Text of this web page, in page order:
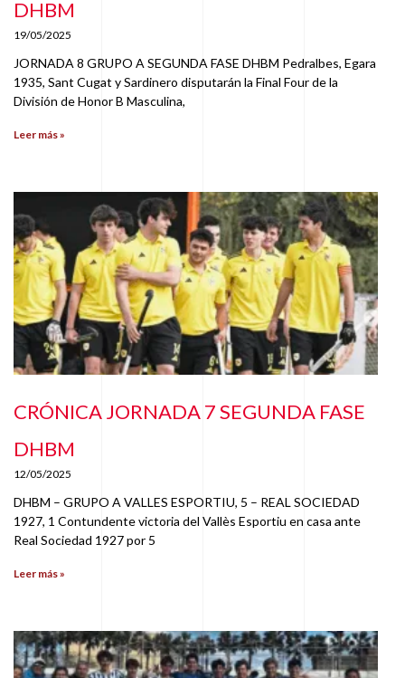
DHBM
19/05/2025
JORNADA 8 GRUPO A SEGUNDA FASE DHBM Pedralbes, Egara
1935, Sant Cugat y Sardinero disputarán la Final Four de la
División de Honor B Masculina,
Leer más »
CRÓNICA JORNADA 7 SEGUNDA FASE
DHBM
12/05/2025
DHBM – GRUPO A VALLES ESPORTIU, 5 – REAL SOCIEDAD
1927, 1 Contundente victoria del Vallès Esportiu en casa ante
Real Sociedad 1927 por 5
Leer más »